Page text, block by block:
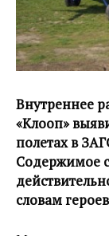
Внутреннее
«Клооп»
полетах в
Содержимое
словам